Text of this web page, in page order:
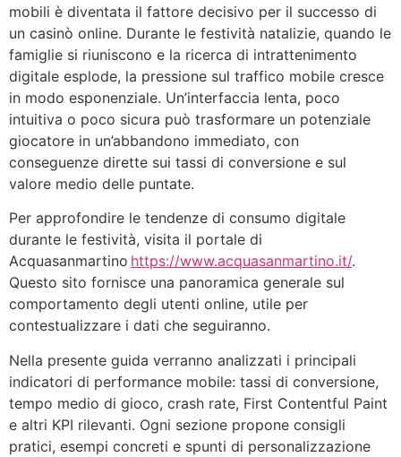
mobili è diventata il fattore decisivo per il successo di
un casinò online. Durante le festività natalizie, quando le
famiglie si riuniscono e la ricerca di intrattenimento
digitale esplode, la pressione sul traffico mobile cresce
in modo esponenziale. Un’interfaccia lenta, poco
intuitiva o poco sicura può trasformare un potenziale
giocatore in un’abbandono immediato, con
conseguenze dirette sui tassi di conversione e sul
valore medio delle puntate.
Per approfondire le tendenze di consumo digitale
durante le festività, visita il portale di
Acquasanmartino https://www.acquasanmartino.it/.
Questo sito fornisce una panoramica generale sul
comportamento degli utenti online, utile per
contestualizzare i dati che seguiranno.
Nella presente guida verranno analizzati i principali
indicatori di performance mobile: tassi di conversione,
tempo medio di gioco, crash rate, First Contentful Paint
e altri KPI rilevanti. Ogni sezione propone consigli
pratici, esempi concreti e spunti di personalizzazione